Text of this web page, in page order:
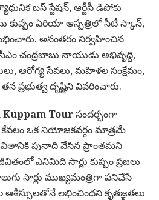
బస్ స్టేషన్, ఆర్టీసీ డిపోకు
కుప్పం ఏరియా ఆస్పత్రిలో సీటీ స్కాన్,
అనంతరం నిర్వహించిన
చంద్రబాబు నాయుడు అభివృద్ధి,
ఆరోగ్య సేవలు, మహిళల సంక్షేమం,
ప్రభుత్వ దృష్టిని వివరించారు.
Tourసందర్భంగా
కేవలం ఒక నియోజకవర్గం మాత్రమే
పునాది వేసిన ప్రాంతమని
ఎనిమిది సార్లు కుప్పం ప్రజలు
సార్లు ముఖ్యమంత్రిగా పనిచేసే
ఆశీస్సులతోనే లభించిందని కృతజ్ఞతలు